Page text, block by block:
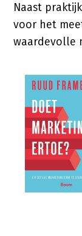
Naast
voor het
waardevolle